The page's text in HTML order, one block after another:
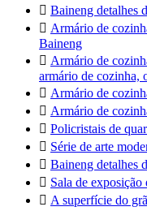
 Baineng detalhes
 Armário de
Baineng
 Armário de
armário de cozinha,
 Armário de
 Armário de
 Policristais de
 Série de arte
 Baineng detalhes
 Sala de
 A superfície do